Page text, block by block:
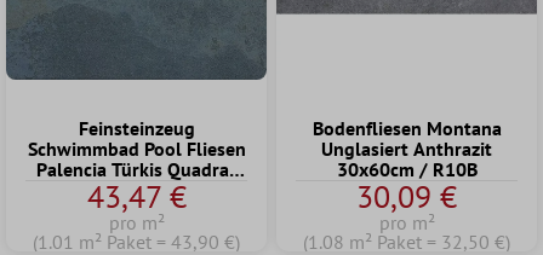
Feinsteinzeug
Schwimmbad Pool Fliesen
Palencia Türkis Quadrat
22,5
43,47 €
pro m²
(1.01 m² Paket = 43,90 €)
Bodenfliesen Montana
Unglasiert Anthrazit
30x60cm / R10B
30,09 €
pro m²
(1.08 m² Paket = 32,50 €)